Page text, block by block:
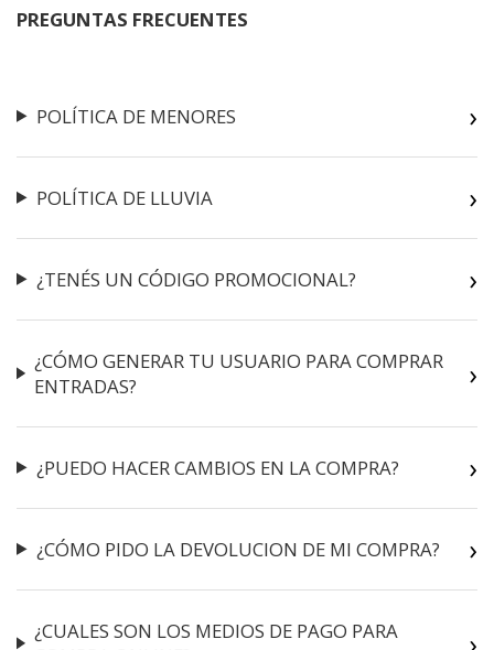
PREGUNTAS FRECUENTES
POLÍTICA DE MENORES
POLÍTICA DE LLUVIA
¿TENÉS UN CÓDIGO PROMOCIONAL?
¿CÓMO GENERAR TU USUARIO PARA COMPRAR
ENTRADAS?
¿PUEDO HACER CAMBIOS EN LA COMPRA?
¿CÓMO PIDO LA DEVOLUCION DE MI COMPRA?
¿CUALES SON LOS MEDIOS DE PAGO PARA